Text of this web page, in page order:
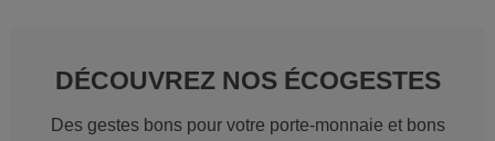
DÉCOUVREZ NOS ÉCOGESTES
Des gestes bons pour votre porte-monnaie et bons